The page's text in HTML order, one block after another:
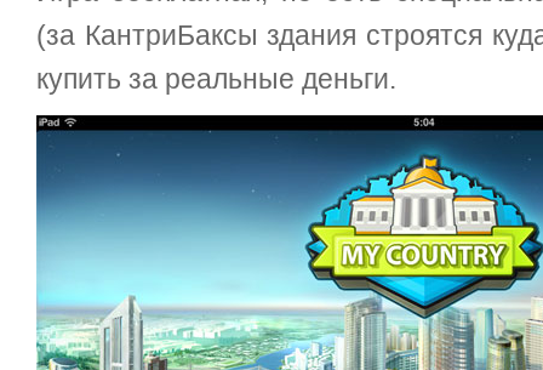
(за КантриБаксы здания строятся
купить за реальные деньги.